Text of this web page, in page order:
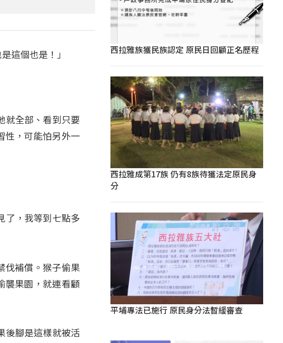
這個也是！」
就全部、看到只要
性，可能怕另外一
了，我等到七點多
伐補償。猴子偷果
襲果園，就連看顧
後腳是這樣就被活
西拉雅族獲民族認定 原民日回顧正名歷程
西拉雅成第17族 仍有8族待獲法定原民身
分
平埔專法已施行 原民身分法暫緩審查